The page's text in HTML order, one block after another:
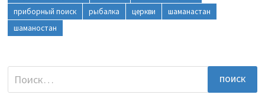
приборный поиск
рыбалка церкви
шаманастан
шаманостан
Найти: